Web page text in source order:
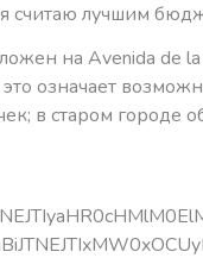
считаю лучшим
на Avenida de
это означает
в старом городе